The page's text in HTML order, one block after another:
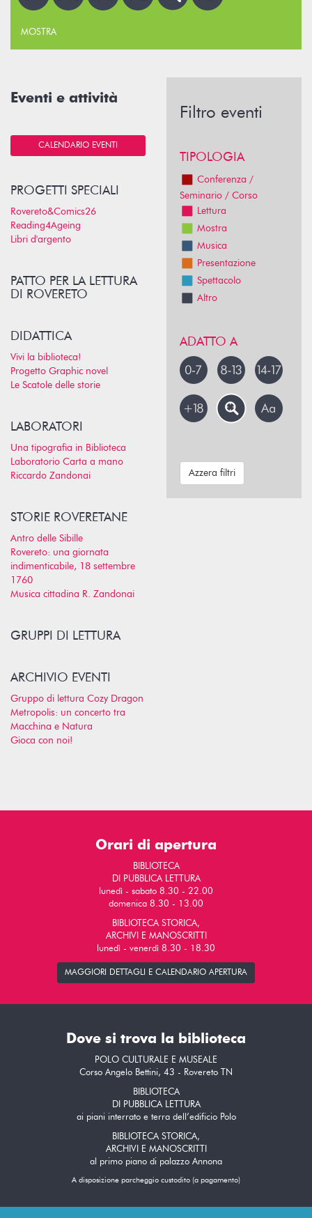
MOSTRA
Eventi e attività
CALENDARIO EVENTI
PROGETTI SPECIALI
Rovereto&Comics26
Reading4Ageing
Libri d'argento
PATTO PER LA LETTURA
DI ROVERETO
DIDATTICA
Vivi la biblioteca!
Progetto Graphic novel
Le Scatole delle storie
LABORATORI
Una tipografia in Biblioteca
Laboratorio Carta a mano
Riccardo Zandonai
STORIE ROVERETANE
Antro delle Sibille
Rovereto: una giornata
indimenticabile, 18 settembre
1760
Musica cittadina R. Zandonai
GRUPPI DI LETTURA
ARCHIVIO EVENTI
Gruppo di lettura Cozy Dragon
Metropolis: un concerto tra
Macchina e Natura
Gioca con noi!
Filtro eventi
TIPOLOGIA
Conferenza /
Seminario / Corso
Lettura
Mostra
Musica
Presentazione
Spettacolo
Altro
ADATTO A
Azzera filtri
Orari di apertura
BIBLIOTECA
DI PUBBLICA LETTURA
lunedì - sabato 8.30 - 22.00
domenica 8.30 - 13.00
BIBLIOTECA STORICA,
ARCHIVI E MANOSCRITTI
lunedì - venerdì 8.30 - 18.30
MAGGIORI DETTAGLI E CALENDARIO APERTURA
Dove si trova la biblioteca
POLO CULTURALE E MUSEALE
Corso Angelo Bettini, 43 - Rovereto TN
BIBLIOTECA
DI PUBBLICA LETTURA
ai piani interrato e terra dell’edificio Polo
BIBLIOTECA STORICA,
ARCHIVI E MANOSCRITTI
al primo piano di palazzo Annona
A disposizione parcheggio custodito (a pagamento)